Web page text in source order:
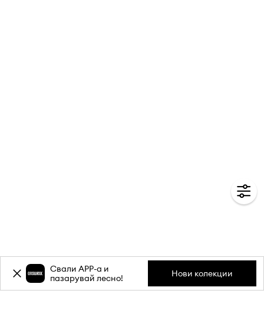
Свали APP-a и
пазарувай лесно!
Нови колекции